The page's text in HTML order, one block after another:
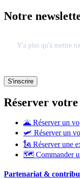
Notre
Réserver votre
🌋 Réserver un
🛩 Réserver un
🗽 Réserver une
🗺 Commander
Partenariat &